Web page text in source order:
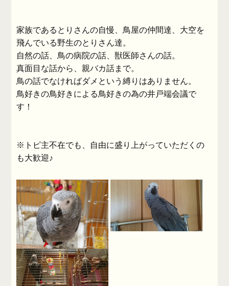
家族であるとりさんの自慢、鳥屋の仲間達、大空を
飛んでいる野生のとりさん達。
自然の話、鳥の病院の話、獣医師さんの話。
真面目な話から、親バカ話まで。
鳥の話でなければダメという縛りはありません。
鳥好きの鳥好きによる鳥好きの為の井戸端会議で
す！
※トピ主不在でも、自由に盛り上がっていただくの
も大歓迎♪